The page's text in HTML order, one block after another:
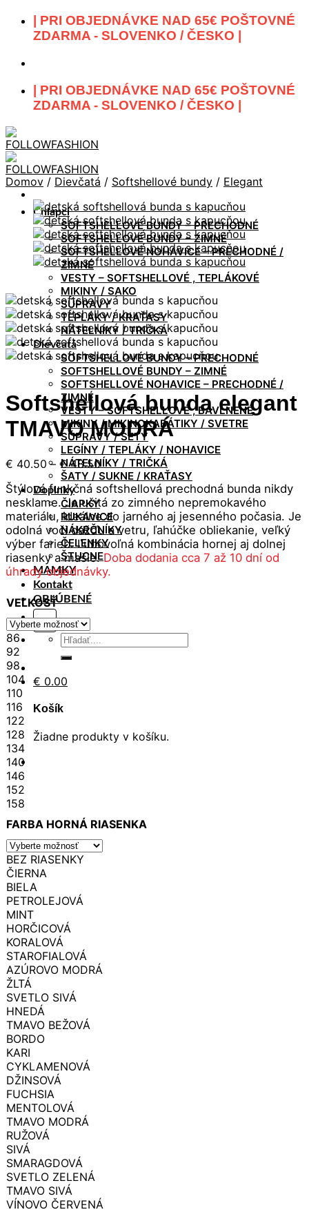
Skip
| PRI OBJEDNÁVKE NAD 65€ POŠTOVNÉ
ZDARMA - SLOVENKO / ČESKO |
| PRI OBJEDNÁVKE NAD 65€ POŠTOVNÉ
ZDARMA - SLOVENKO / ČESKO |
Chlapci
SOFTSHELLOVÉ BUNDY – PRECHODNÉ
SOFTSHELLOVÉ BUNDY – ZIMNÉ
SOFTSHELLOVÉ NOHAVICE – PRECHODNÉ /
ZIMNÉ
VESTY – SOFTSHELLOVÉ , TEPLÁKOVÉ
MIKINY / SAKO
SÚPRAVY
TEPLÁKY / KRAŤASY
NÁTELNÍKY / TRIČKÁ
Dievčatá
SOFTSHELLOVÉ BUNDY – PRECHODNÉ
SOFTSHELLOVÉ BUNDY – ZIMNÉ
SOFTSHELLOVÉ NOHAVICE – PRECHODNÉ /
ZIMNÉ
VESTY – SOFTSHELLOVÉ , BAVLNENÉ
MIKINY / MIKINOKABÁTIKY / SVETRE
SÚPRAVY / SETY
LEGÍNY / TEPLÁKY / NOHAVICE
NÁTELNÍKY / TRIČKÁ
ŠATY / SUKNE / KRAŤASY
Doplnky
ČIAPKY
RUKAVICE
NÁKRČNÍKY
ČELENKY
ŠTUCNE
MAMKY
Kontakt
OBĽÚBENÉ
Hľadať:
€ 0.00
Košík
Žiadne produkty v košíku.
Domov / Dievčatá / Softshellové bundy / Elegant
Softshellová bunda elegant
TMAVO MODRÁ
€ 40.50 – €48.50Price
range:
€ 40.50
through
€ 48.50
Štýlová funkčná softshellová prechodná bunda nikdy
nesklame. Je ušitá zo zimného nepremokavého
materiálu, ideálne do jarného aj jesenného počasia. Je
odolná voči dažďu a vetru, ľahúčke obliekanie, veľký
výber farieb. Ľubovoľná kombinácia hornej aj dolnej
riasenky a mašle.Doba dodania cca 7 až 10 dní od
úhrady objednávky.
VEĽKOSŤ
86
92
98
104
110
116
122
128
134
140
146
152
158
FARBA HORNÁ RIASENKA
BEZ RIASENKY
ČIERNA
BIELA
PETROLEJOVÁ
MINT
HORČICOVÁ
KORALOVÁ
STAROFIALOVÁ
AZÚROVO MODRÁ
ŽLTÁ
SVETLO SIVÁ
HNEDÁ
TMAVO BEŽOVÁ
BORDO
KARI
CYKLAMENOVÁ
DŽINSOVÁ
FUCHSIA
MENTOLOVÁ
TMAVO MODRÁ
RUŽOVÁ
SIVÁ
SMARAGDOVÁ
SVETLO ZELENÁ
TMAVO SIVÁ
VÍNOVO ČERVENÁ